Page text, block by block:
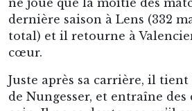
C’est toute la philosophie de
1998 : pratiquer un football
les transmissions, de la